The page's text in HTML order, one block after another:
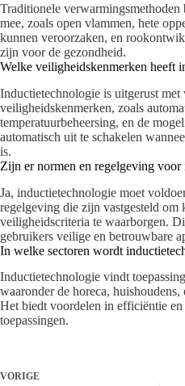
Traditionele verwarmingsmethoden
mee, zoals open vlammen, hete
kunnen veroorzaken, en
zijn voor de gezondheid.
Welke veiligheidskenmerken heeft
Inductietechnologie is uitgerust met
veiligheidskenmerken, zoals
temperatuurbeheersing, en de
automatisch uit te schakelen
is.
Zijn er normen en regelgeving
Ja, inductietechnologie moet
regelgeving die zijn vastgesteld om
veiligheidscriteria te waarborgen.
gebruikers veilige en betrouwbare
In welke sectoren wordt
Inductietechnologie vindt
waaronder de horeca, huishoudens,
Het biedt voordelen in efficiëntie
toepassingen.
VORIGE